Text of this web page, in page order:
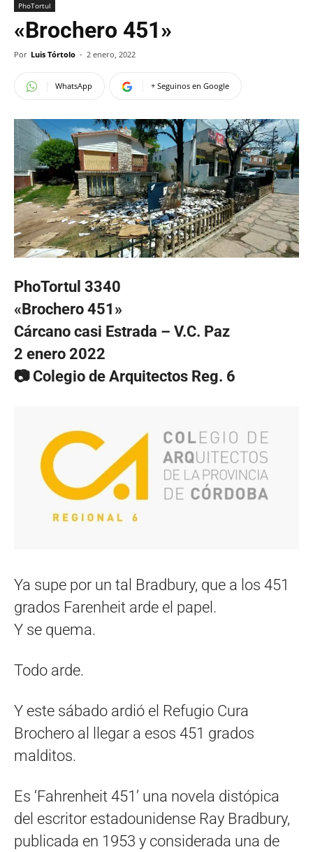
PhoTortul
«Brochero 451»
Por Luis Tórtolo - 2 enero, 2022
WhatsApp + Seguinos en Google
PhoTortul 3340
«Brochero 451»
Cárcano casi Estrada – V.C. Paz
2 enero 2022
📷 Colegio de Arquitectos Reg. 6
Ya supe por un tal Bradbury, que a los 451
grados Farenheit arde el papel.
Y se quema.
Todo arde.
Y este sábado ardió el Refugio Cura
Brochero al llegar a esos 451 grados
malditos.
Es ‘Fahrenheit 451’ una novela distópica
del escritor estadounidense Ray Bradbury,
publicada en 1953 y considerada una de